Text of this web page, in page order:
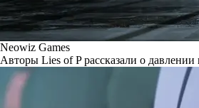
Neowiz Games
Авторы Lies of P рассказали о давлении